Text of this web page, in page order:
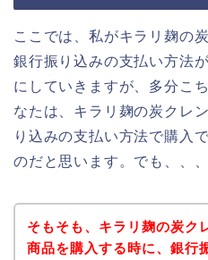
ここでは、私がキラリ麹の
銀行振り込みの支払い方法
にしていきますが、多分こ
なたは、キラリ麹の炭クレ
り込みの支払い方法で購入
のだと思います。でも、、、
そもそも、キラリ麹の炭ク
商品を購入する時に、銀行